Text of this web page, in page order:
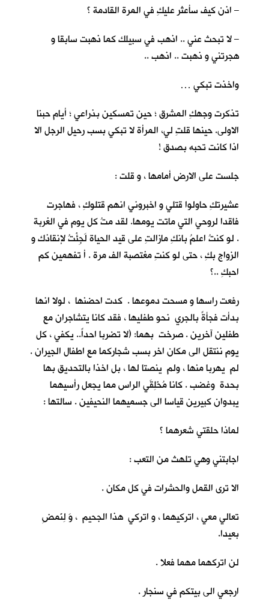
– اذن كيف سأعثر عليكِ في المرة القادمة ؟
– لا تبحث عني .. اذهب في سبيلك كما ذهبت سابقا و
هجرتني و ذهبت .. اذهب ..
واخذت تبكي …
تذكرت وجهكِ المشرق ؛ حين تمسكين بذراعي ؛ أيام حبنا
الاولى. حينها قلتِ لي، المرأة لا تبكي بسب رحيل الرجل الا
اذا كانت تحبه بصدق !
جلست على الارض أمامها ، و قلت :
عشيرتكِ حاولوا قتلي و اخبروني انهم قتلوكِ ، فهاجرت
فاقدا لروحي التي ماتت يومها. لقد متُ كل يوم في الغربة
. لو كنتُ اعلمُ بانكِ مازالتِ على قيد الحياة لَجِئْتُ لإنقاذك و
الزواج بكِ ، حتى لو كنتِ مغتصبة الف مرة . أ تفهمين كم
احبكِ ..؟
رفعت راسها و مسحت دموعها . كدت احضنها ، لولا انها
بدأت فجأةً بالجري نحو طفليها ، فقد كانا يتشاجران مع
طفلين آخرين . صرخت بهما: (لا تضربا احداً.. يكفي ، كل
يوم ننتقل الى مكان اخر بسب شجاركما مع اطفال الجيران .
لم يهربا منها ، ولم ينصتا لها ، بل اخذا بالتحديق بها
بحدة وغضب . كانا مُحْلِقَي الراس مما يجعل رأسيهما
يبدوان كبيرين قياسا الى جسميهما النحيفين . سالتها :
لماذا حلقتي شعرهما ؟
اجابتني وهي تلهث من التعب :
الا ترى القمل والحشرات في كل مكان .
تعالي معي ، اتركيهما ، و اتركي هذا الجحيم ، وَ لِنَمضِ
بعيدا.
لن اتركهما مهما فعلا .
ارجعي الى بيتكم في سنجار .